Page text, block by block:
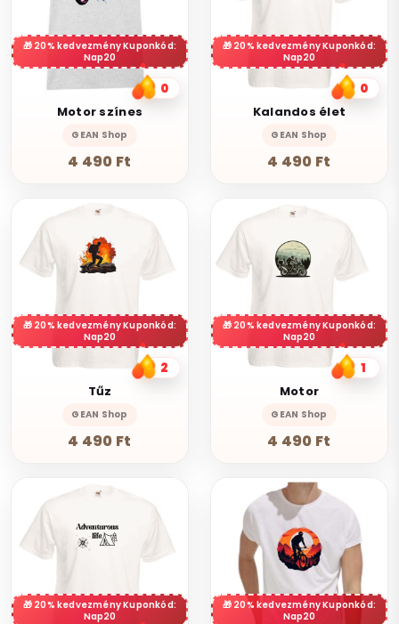
20% kedvezmény Kuponkód:
Nap20
0
Motor színes
GEAN Shop
4 490 Ft
20% kedvezmény Kuponkód:
Nap20
0
Kalandos élet
GEAN Shop
4 490 Ft
20% kedvezmény Kuponkód:
Nap20
2
Tűz
GEAN Shop
4 490 Ft
20% kedvezmény Kuponkód:
Nap20
1
Motor
GEAN Shop
4 490 Ft
20% kedvezmény Kuponkód:
Nap20
20% kedvezmény Kuponkód:
Nap20